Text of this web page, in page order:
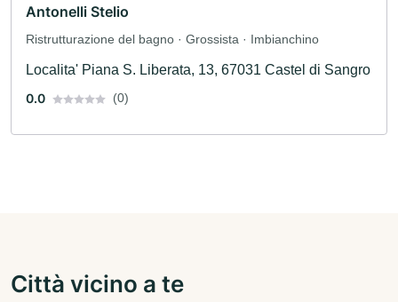
Antonelli Stelio
Ristrutturazione del bagno · Grossista · Imbianchino
Localita' Piana S. Liberata, 13, 67031 Castel di Sangro
0.0
(0)
Città vicino a te